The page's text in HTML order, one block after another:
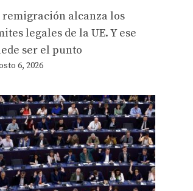
remigración alcanza los
legales de la UE. Y ese
ser el punto
6, 2026